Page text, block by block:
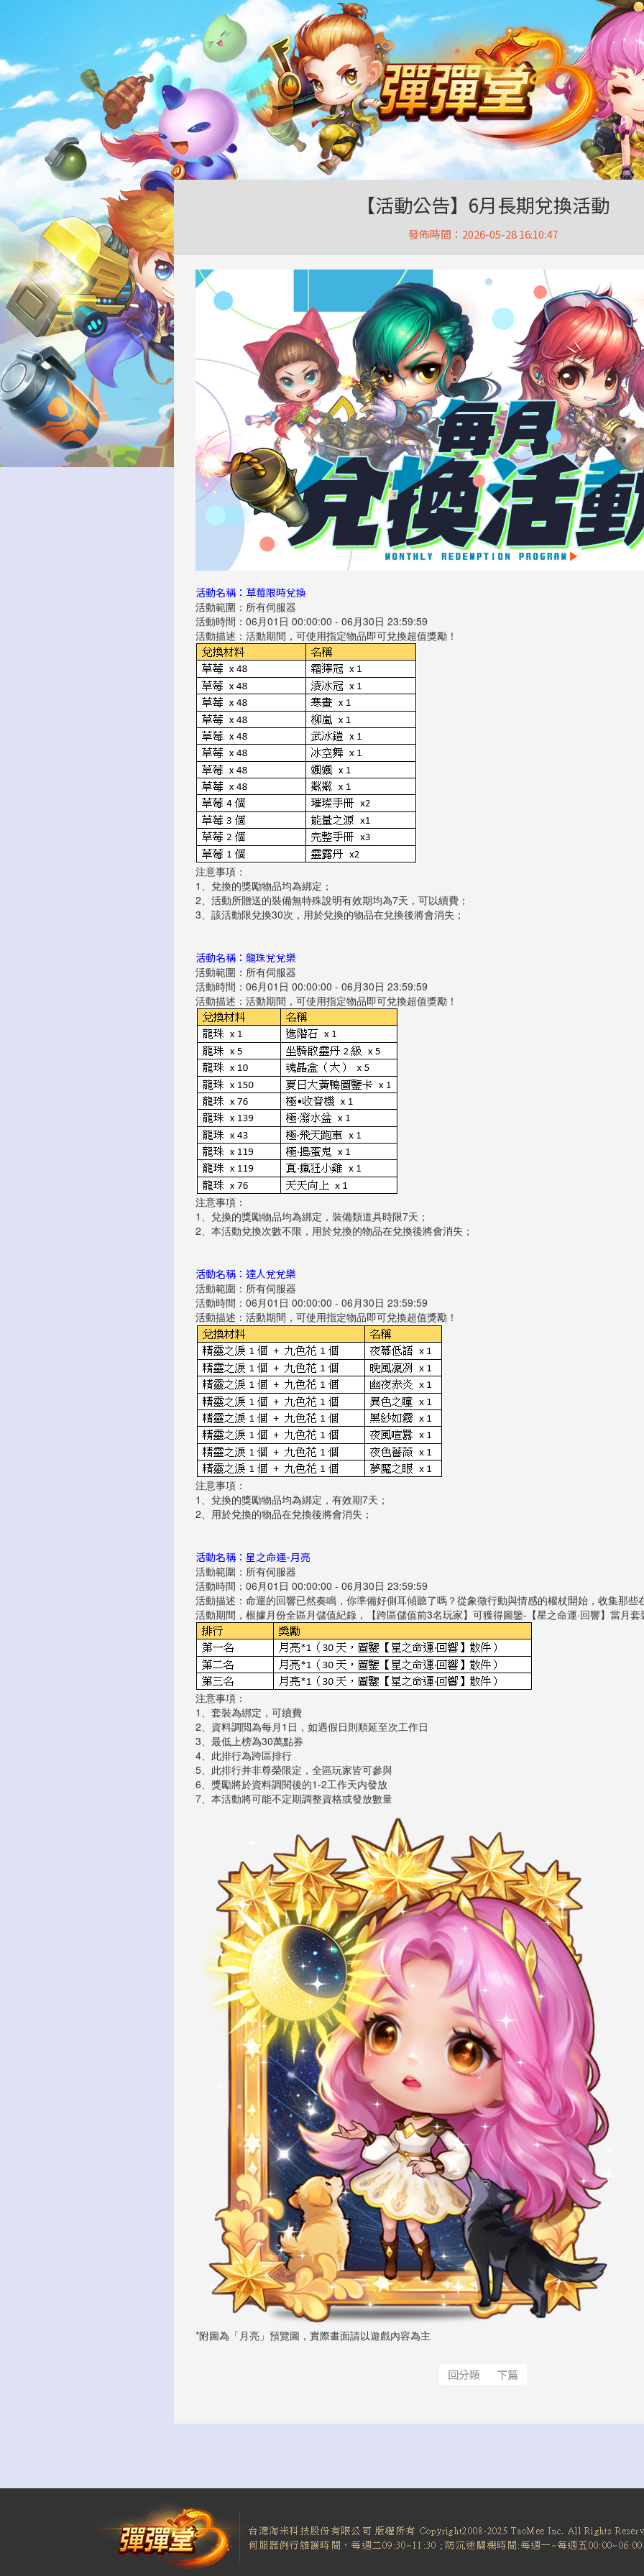
【活動公告】6月長期兌換活動
發佈時間：2026-05-28 16:10:47
活動名稱：草莓限時兌換
活動範圍：所有伺服器
活動時間：06月01日 00:00:00 - 06月30日 23:59:59
活動描述：活動期間，可使用指定物品即可兌換超值獎勵！
注意事項：
1、兌換的獎勵物品均為綁定；
2、活動所贈送的裝備無特殊說明有效期均為7天，可以續費；
3、該活動限兌換30次，用於兌換的物品在兌換後將會消失；
活動名稱：龍珠兌兌樂
活動範圍：所有伺服器
活動時間：06月01日 00:00:00 - 06月30日 23:59:59
活動描述：活動期間，可使用指定物品即可兌換超值獎勵！
注意事項：
1、兌換的獎勵物品均為綁定，裝備類道具時限7天；
2、本活動兌換次數不限，用於兌換的物品在兌換後將會消失；
活動名稱：達人兌兌樂
活動範圍：所有伺服器
活動時間：06月01日 00:00:00 - 06月30日 23:59:59
活動描述：活動期間，可使用指定物品即可兌換超值獎勵！
注意事項：
1、兌換的獎勵物品均為綁定，有效期7天；
2、用於兌換的物品在兌換後將會消失；
活動名稱：星之命運-月亮
活動範圍：所有伺服器
活動時間：06月01日 00:00:00 - 06月30日 23:59:59
活動描述：命運的回響已然奏鳴，你準備好側耳傾聽了嗎？從象徵行動與情感的權杖開始，收集那些
活動期間，根據月份全區月儲值紀錄，【跨區儲值前3名玩家】可獲得圖鑒-【星之命運·回響】當月套
注意事項：
1、套裝為綁定，可續費
2、資料調閲為每月1日，如遇假日則順延至次工作日
3、最低上榜為30萬點券
4、此排行為跨區排行
5、此排行并非尊榮限定，全區玩家皆可參與
6、獎勵將於資料調閱後的1-2工作天内發放
7、本活動將可能不定期調整資格或發放數量
*附圖為「月亮」預覽圖，實際畫面請以遊戲內容為主
回分類 下篇